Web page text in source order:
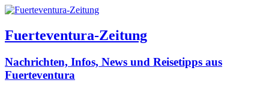
Fuerteventura-Zeitung
Nachrichten, Infos, News und Reisetipps aus
Fuerteventura